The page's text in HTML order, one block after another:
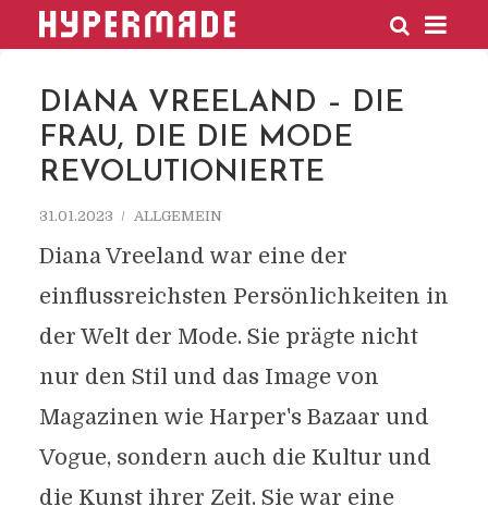
HYPERMADE
DIANA VREELAND – DIE
FRAU, DIE DIE MODE
REVOLUTIONIERTE
31.01.2023 ALLGEMEIN
Diana Vreeland war eine der
einflussreichsten Persönlichkeiten in
der Welt der Mode. Sie prägte nicht
nur den Stil und das Image von
Magazinen wie Harper's Bazaar und
Vogue, sondern auch die Kultur und
die Kunst ihrer Zeit. Sie war eine